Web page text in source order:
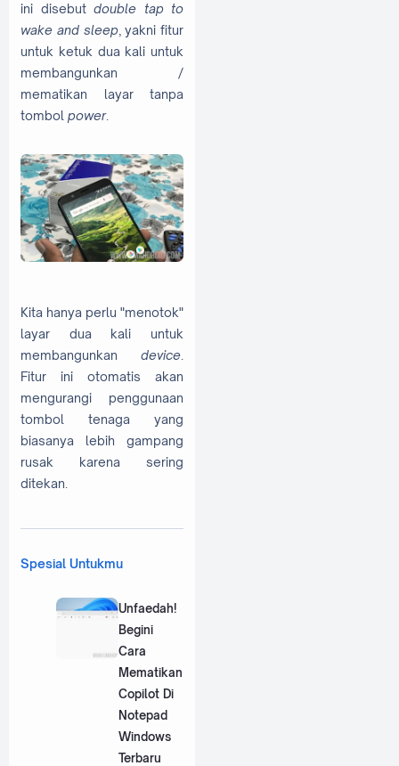
ini disebut double tap to
wake and sleep, yakni fitur
untuk ketuk dua kali untuk
membangunkan /
mematikan layar tanpa
tombol power.
Kita hanya perlu "menotok"
layar dua kali untuk
membangunkan device
Fitur ini otomatis akan
mengurangi penggunaan
tombol tenaga yang
biasanya lebih gampang
rusak karena sering
ditekan.
Spesial Untukmu
Unfaedah!
Begini
Cara
Mematikan
Copilot Di
Notepad
Windows
Terbaru